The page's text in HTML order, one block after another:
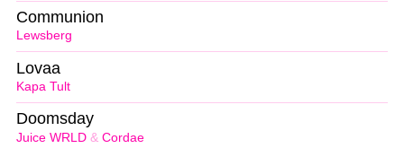
Lewsberg
Communion
Kapa Tult
Lovaa
Juice WRLD & Cordae
Doomsday